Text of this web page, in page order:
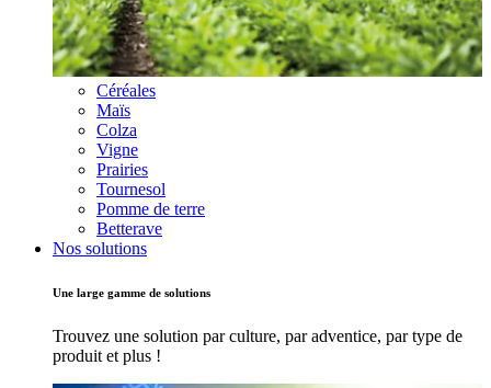
Céréales
Maïs
Colza
Vigne
Prairies
Tournesol
Pomme de terre
Betterave
Nos solutions
Une large gamme de solutions
Trouvez une solution par culture, par adventice, par type de
produit et plus !